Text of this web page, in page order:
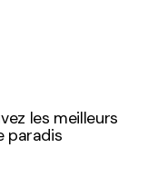
les meilleurs
paradis